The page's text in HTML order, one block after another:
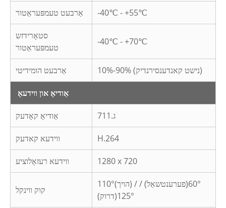
אַרבעט טעמפּעראַטור -40℃ - +55℃
סטאָרידזש
טעמפּעראַטור
-40℃ - +70℃
אַרבעט הומידיטי 10%-90% (נישט קאנדענסירנדיק)
אַודיאָ און ווידעאָ
אַודיאָ קאָדעק ג.711
ווידעא קאדעק H.264
ווידעא רעזאָלוציע 1280 x 720
קוק ווינקל
110°(הויך) / 60°(פערענטשאַל) /
125°(דרוק)